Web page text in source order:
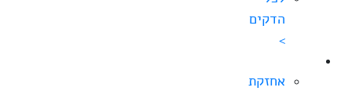
הדקים
>
אחזקת